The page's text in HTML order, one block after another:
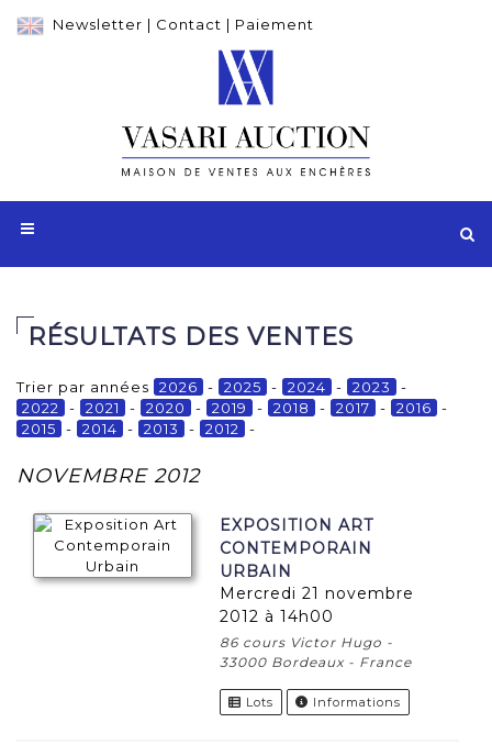
Newsletter | Contact | Paiement
RÉSULTATS DES VENTES
Trier par années 2026 - 2025 - 2024 - 2023
-
2022
- 2021 - 2020 - 2019 - 2018 - 2017 - 2016
-
2015
- 2014 - 2013 - 2012 -
NOVEMBRE 2012
EXPOSITION ART
CONTEMPORAIN
URBAIN
mercredi 21 novembre
2012 à 14h00
86 cours Victor Hugo -
33000 Bordeaux - France
Lots Informations